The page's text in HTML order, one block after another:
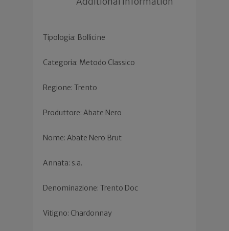
Tipologia: Bollicine
Categoria: Metodo Classico
Regione: Trento
Produttore: Abate Nero
Nome: Abate Nero Brut
Annata: s.a.
Denominazione: Trento Doc
Vitigno: Chardonnay